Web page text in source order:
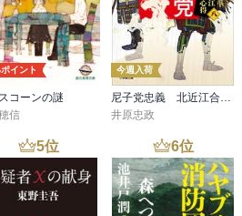
イント
コーンの謎
信
今週入荷
尼子党忠義 北近江合戦心得〈八〉
井原忠政
5位 6位